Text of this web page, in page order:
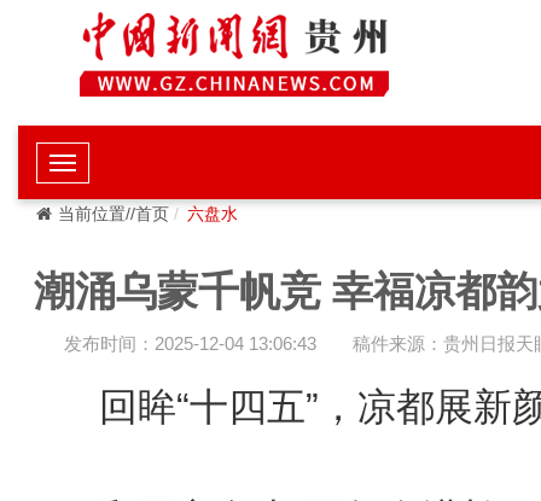
当前位置//首页 六盘水
潮涌乌蒙千帆竞 幸福凉都
发布时间：2025-12-04 13:06:43 稿件来源：贵州日报天
回眸“十四五”，凉都展新